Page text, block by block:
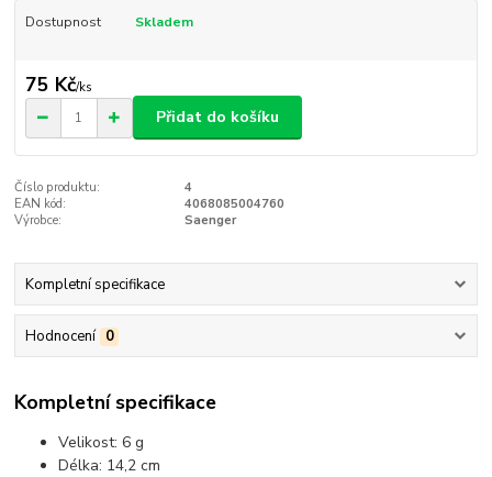
Dostupnost Skladem
75 Kč/ks
Přidat do košíku
Číslo produktu:
4
EAN kód:
4068085004760
Výrobce:
Saenger
Kompletní specifikace
Hodnocení 0
Kompletní specifikace
Velikost: 6 g
Délka: 14,2 cm